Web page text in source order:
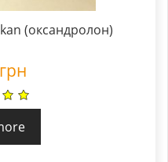
(оксандролон)
грн